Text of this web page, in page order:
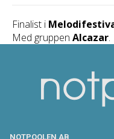
Finalist i
Med gruppen Alcazar.
NOTPOOLEN AB